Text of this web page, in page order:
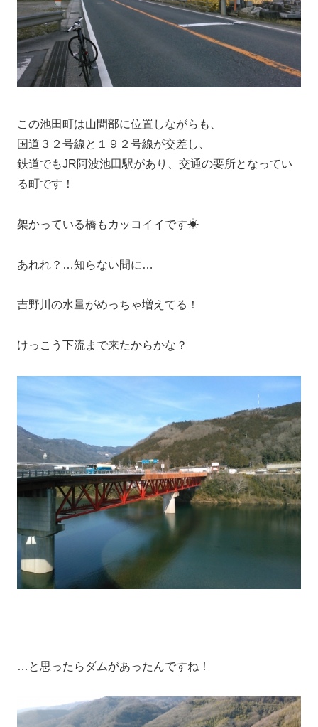
この池田町は山間部に位置しながらも、
国道３２号線と１９２号線が交差し、
鉄道でもJR阿波池田駅があり、交通の要所となってい
る町です！
架かっている橋もカッコイイです☀​
あれれ？…知らない間に…
吉野川の水量がめっちゃ増えてる！
けっこう下流まで来たからかな？
…と思ったらダムがあったんですね！